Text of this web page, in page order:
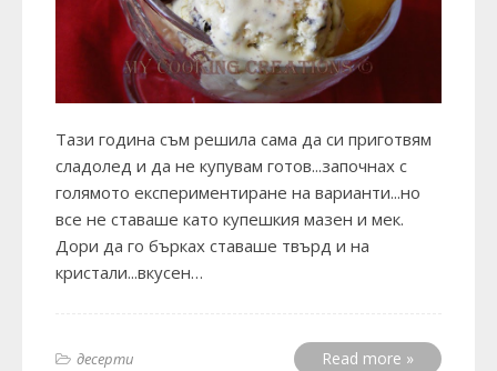
Тази година съм решила сама да си приготвям
сладолед и да не купувам готов...започнах с
голямото експериментиране на варианти...но
все не ставаше като купешкия мазен и мек.
Дори да го бърках ставаше твърд и на
кристали...вкусен…
десерти Read more »